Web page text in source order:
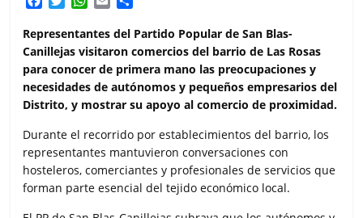
c
e
b
o
o
k
i
t
t
e
a
t
s
A
p
a
i
l
m
p
a
r
i
r
Representantes del Partido Popular de San Blas-
Canillejas visitaron comercios del barrio de Las Rosas
para conocer de primera mano las preocupaciones y
necesidades de autónomos y pequeños empresarios del
Distrito, y mostrar su apoyo al comercio de proximidad.
Durante el recorrido por establecimientos del barrio, los
representantes mantuvieron conversaciones con
hosteleros, comerciantes y profesionales de servicios que
forman parte esencial del tejido económico local.